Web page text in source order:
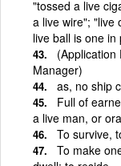
"tossed a live
a live wire"; "live
live ball is one in
Manager)
as, no ship
Full of
a live man, or
To survive,
To make